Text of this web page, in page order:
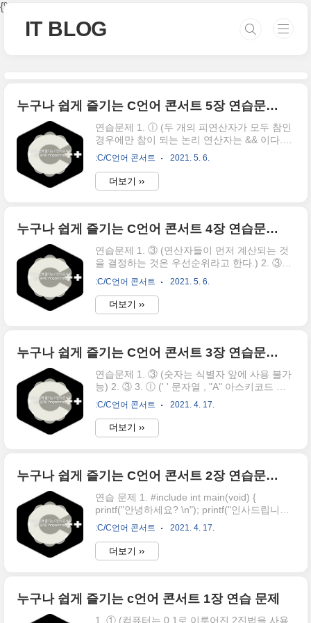
{% if category %}
본문 바로가기
IT BLOG
누구나 쉽게 즐기는 C언어 콘서트 5장 연습문제/Programming
연습문제 1. ⓛ (두 개의 피연산자가 모두 참인
경우에만 참이 되는 논리 연산자는 && 이다.)
2. ⓛ 3. ⓛ②③④ (모두 정답) 4. 10보다 작음
5. else 절 6. ZeroTwo 7. (a) : 오류가 없다. (b)
: if( 0 < age < 18 ) → if( 0 < age && age < 18
) (c) : if ( x = 0 ) → if ( x == 0) 8. Switch(x) {
#include int main(void) { int x; printf("정수를
:C/C언어 콘서트 2021. 5. 6.
더보기 ››
누구나 쉽게 즐기는 C언어 콘서트 4장 연습문제/Programming
연습문제 1. ③ (연산자들이 먼저 계산되는 것
을 결정하는 것은 우선순위라고 한다.) 2. ③
(7/9*9 → 7/9 = 0 , 0*9 = 0) 3. ② 4. 1 5. 15 6.
1 7. 1 0 20 0 20 8. 변수 선언이 잘못되어있어
서 컴파일이 불가능하다. 즉 interger → int 으
로 변경하고 unsigned을 삭제해야 한다.
Programming 1. #include int main(void) { int
scanf_s("%d", &x); printf("두 번째 정수를 입력
하시오 ..
:C/C언어 콘서트 2021. 5. 6.
더보기 ››
누구나 쉽게 즐기는 C언어 콘서트 3장 연습문제/Programming
연습문제 1. ③ (숫자는 식별자 앞에 사용 불가
능) 2. ③ 3. ⓛ (' ' 문자열 , "A" 아스키코드 값
상수 , 0x10 16진수 상수 , .1 10진수 상수) 4.
② (unsigned short의 값의 범위가 0~65,535
까지이므로 가장 메모리를 적게 사용한다.) 5.
c progrmming class 6. f=12.345F; OR
④ 9. 16 10. A C Programming 1. #include int
오 : "); scanf_s("%lf", &x); printf("지수 형식으..
:C/C언어 콘서트 2021. 4. 17.
더보기 ››
누구나 쉽게 즐기는 C언어 콘서트 2장 연습문제 / Programing
연습 문제 1. #include int main(void) {
printf("안녕하세요? \n"); printf("인사드립니다.
\n"); return 0; } 2. 2 * 3 = 6 ([%d * %d = %d] =
[2 * 3 = 6]) 3. 6 (result = x * y , x = 3 , y = 2 / x
* y = 3 * 2 = 6) 4. int main → int main(void)
print → printf return 0 → return 0;
로구\n"); printf("전화번호: 111-2222\n");
:C/C언어 콘서트 2021. 4. 17.
더보기 ››
누구나 쉽게 즐기는 c언어 콘서트 1장 연습 문제
1. ① (컴퓨터는 0,1로 이루어진 2진법을 사용